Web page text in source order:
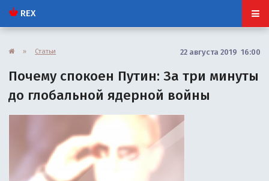
REX
» Статьи 22 августа 2019 16:00
Почему спокоен Путин: За три минуты
до глобальной ядерной войны